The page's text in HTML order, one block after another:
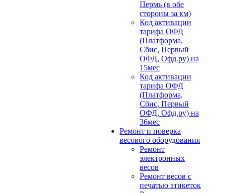
Пермь (в обе
стороны за км)
Код активации
тарифа ОФД
(Платформа,
Сбис, Первый
ОФД, Офд.ру) на
15мес
Код активации
тарифа ОФД
(Платформа,
Сбис, Первый
ОФД, Офд.ру) на
36мес
Ремонт и поверка
весового оборудования
Ремонт
электронных
весов
Ремонт весов с
печатью этикеток